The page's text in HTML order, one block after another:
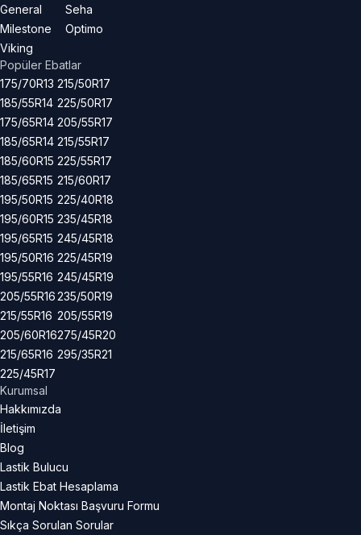
General
Milestone
Viking
Seha
Optimo
Popüler Ebatlar
175/70R13
185/55R14
175/65R14
185/65R14
185/60R15
185/65R15
195/50R15
195/60R15
195/65R15
195/50R16
195/55R16
205/55R16
215/55R16
205/60R16
215/65R16
225/45R17
215/50R17
225/50R17
205/55R17
215/55R17
225/55R17
215/60R17
225/40R18
235/45R18
245/45R18
225/45R19
245/45R19
235/50R19
205/55R19
275/45R20
295/35R21
Kurumsal
Hakkımızda
İletişim
Blog
Lastik Bulucu
Lastik Ebat Hesaplama
Montaj Noktası Başvuru Formu
Sıkça Sorulan Sorular